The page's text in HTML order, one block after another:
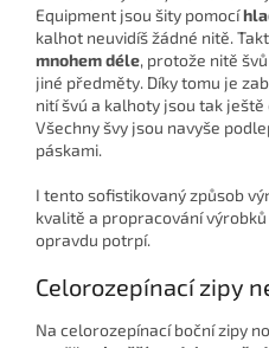
Equipment jsou šity pomocí
kalhot neuvidíš žádné nitě.
mnohem déle, protože nitě
jiné předměty. Díky tomu je
nití švú a kalhoty jsou tak
Všechny švy jsou navyše
páskami.
I tento sofistikovaný způsob
kvalitě a propracování
opravdu potrpí.
Celorozepínací zipy
Na celorozepínací boční zipy